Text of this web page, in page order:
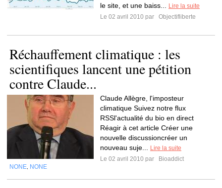
le site, et une baiss...
Lire la suite
Le 02 avril 2010 par
Objectifliberte
Réchauffement climatique : les
scientifiques lancent une pétition
contre Claude...
Claude Allègre, l'imposteur
climatique Suivez notre flux
RSSl'actualité du bio en direct
Réagir à cet article Créer une
nouvelle discussioncréer un
nouveau suje...
Lire la suite
Le 02 avril 2010 par
Bioaddict
NONE NONE